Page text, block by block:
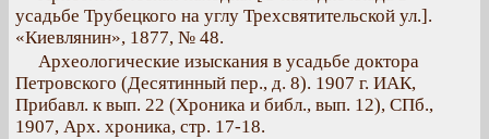
усадьбе Трубецкого на углу Трехсвятительской ул.].
«Киевлянин», 1877, № 48.
Археологические изыскания в усадьбе доктора
Петровского (Десятинный пер., д. 8). 1907 г. ИАК,
Прибавл. к вып. 22 (Хроника и библ., вып. 12), СПб.,
1907, Арх. хроника, стр. 17-18.